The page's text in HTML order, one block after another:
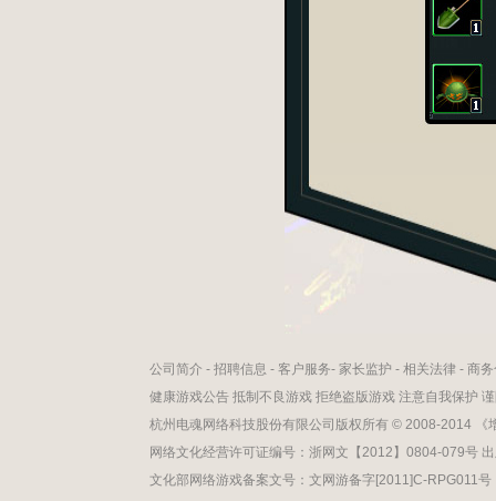
公司简介 - 招聘信息 - 客户服务- 家长监护 - 相关法律 - 商
健康游戏公告 抵制不良游戏 拒绝盗版游戏 注意自我保护
杭州电魂网络科技股份有限公司版权所有 © 2008-2014
网络文化经营许可证编号：浙网文【2012】0804-079号
文化部网络游戏备案文号：文网游备字[2011]C-RPG011号